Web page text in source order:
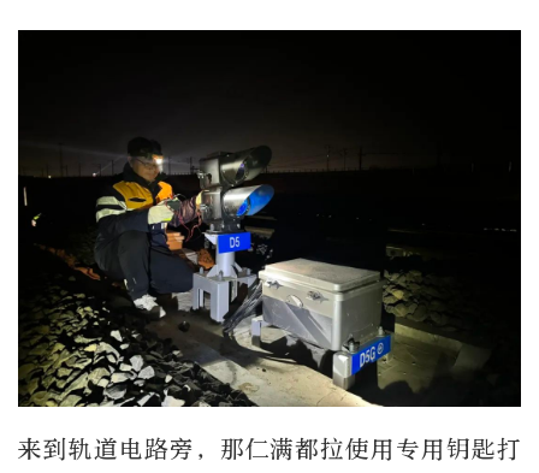
来到轨道电路旁，那仁满都拉使用专用钥匙打